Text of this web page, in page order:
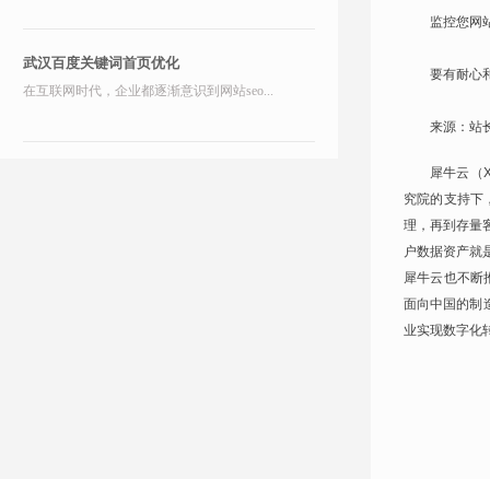
武汉百度关键词首页优化
在互联网时代，企业都逐渐意识到网站seo...
监控您网
要有耐心
来源：站
犀牛云（
究院的支持下
理，再到存量
户数据资产就
犀牛云也不断
面向中国的制
业实现数字化